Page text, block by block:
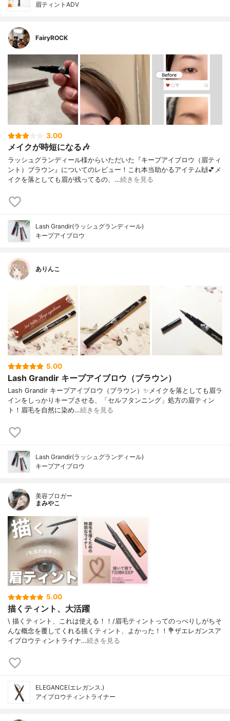
眉ティントADV
FairyROCK
3.00
メイクが時短になる🎶
ラッシュグランディール様からいただいた『キープアイブロウ（眉ティ
ント）ブラウン』についてのレビュー！これ本当助かるアイテム🙌💕メ
イクを落としても眉が残ってるの、…続きを見る
Lash Grandir(ラッシュグランディール)
キープアイブロウ
ありんこ
5.00
Lash Grandir キープアイブロウ（ブラウン）
Lash Grandir キープアイブロウ（ブラウン）✨メイクを落としても眉ラ
インをしっかりキープさせる、「セルフタンニング」処方の眉ティン
ト！眉毛を自然に染め…続きを見る
Lash Grandir(ラッシュグランディール)
キープアイブロウ
美容ブロガー
まみやこ
5.00
描くティント、大活躍
\ 描くティント、これは使える！！/⁡眉毛ティントってのっぺりしがちそ
んな概念を覆してくれる描くティント、よかった！！⁡⁡💐ザエレガンスア
イブロウティントライナ…続きを見る
ELEGANCE(エレガンス.)
アイブロウティントライナー